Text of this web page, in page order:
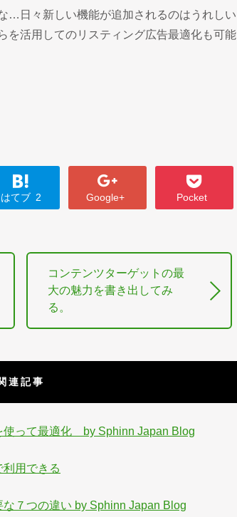
…日々新しい機能が追加されるのはうれしい
を活用してのリスティング広告最適化も可能
はてブ 2 Google+ Pocket
コンテンツターゲットの最
大の魅力を書き出してみ
る。
連記事
使って最適化 by Sphinn Japan Blog
用できる
７つの違い by Sphinn Japan Blog